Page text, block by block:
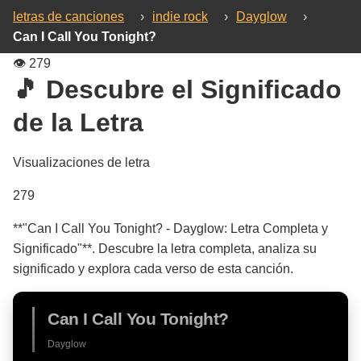
letras de canciones › indie rock › Dayglow
›
Can I Call You Tonight?
👁️ 279
🎵 Descubre el Significado
de la Letra
Visualizaciones de letra
279
**"Can I Call You Tonight? - Dayglow: Letra Completa y
Significado"**. Descubre la letra completa, analiza su
significado y explora cada verso de esta canción.
Can I Call You Tonight?
Dayglow